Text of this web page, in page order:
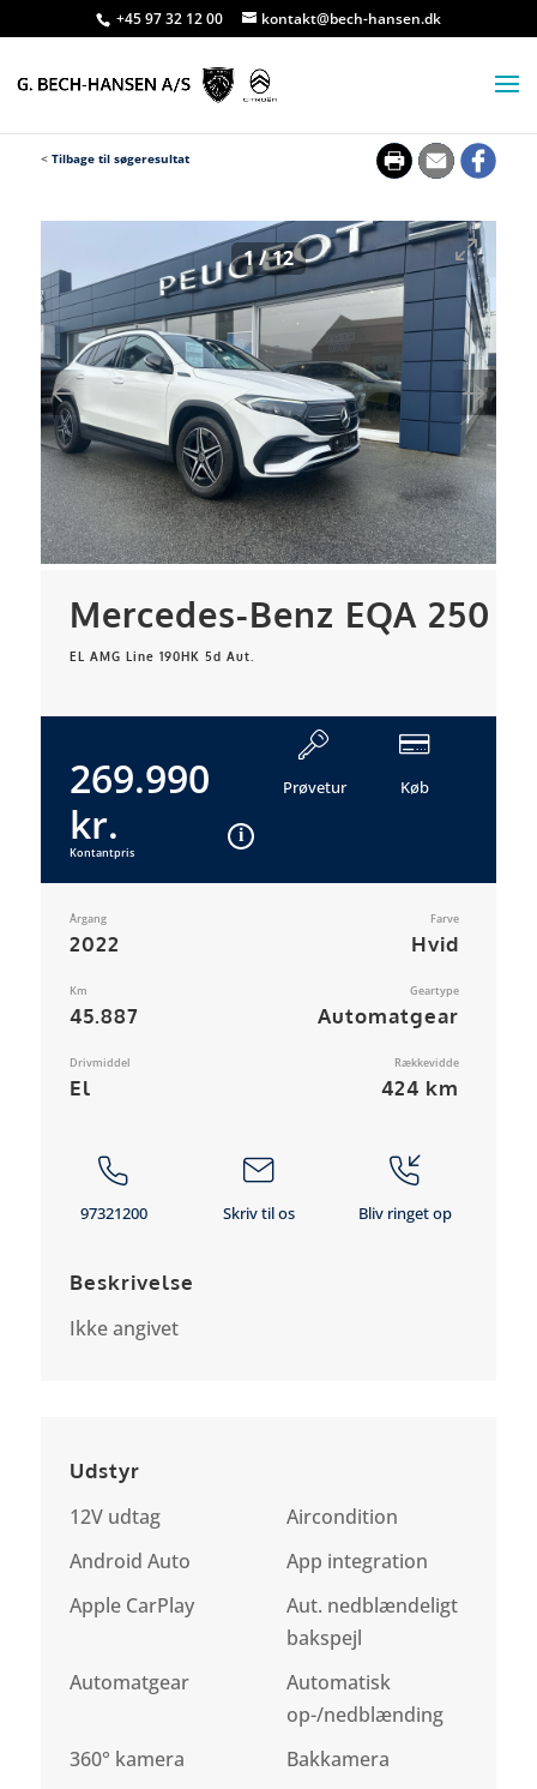
+45 97 32 12 00 kontakt@bech-hansen.dk
< Tilbage til søgeresultat
1/12
Mercedes-Benz EQA 250
EL AMG Line 190HK 5d Aut.
269.990
kr.
Kontantpris
Prøvetur Køb
Årgang
2022
Farve
Hvid
Km
45.887
Geartype
Automatgear
Drivmiddel
El
Rækkevidde
424 km
97321200 Skriv til os Bliv ringet op
Beskrivelse
Ikke angivet
Udstyr
12V udtag
Aircondition
Android Auto
App integration
Apple CarPlay
Aut. nedblændeligt
bakspejl
Automatgear
Automatisk
op-/nedblænding
360° kamera
Bakkamera